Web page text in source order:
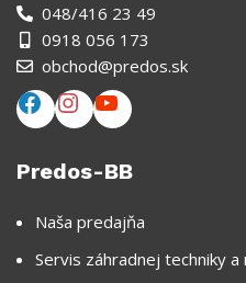
048/416 23 49
0918 056 173
obchod@predos.sk
Predos-BB
Naša predajňa
Servis záhradnej techniky